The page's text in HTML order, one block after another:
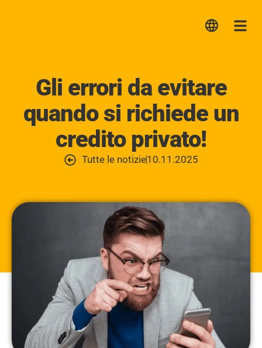
Gli errori da evitare
quando si richiede un
credito privato!
Tutte le notizie10.11.2025